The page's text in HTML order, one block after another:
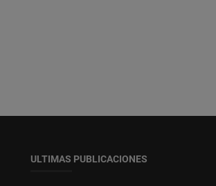
ULTIMAS PUBLICACIONES